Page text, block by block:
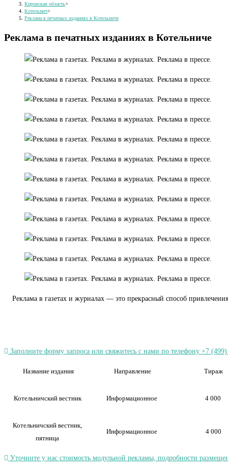
Кировская область>
Котельнич>
Реклама в печатных изданиях в Котельниче
Реклама в печатных изданиях в Котельниче
Реклама в газетах и журналах — это прекрасный способ
Заполните форму запроса или свяжитесь с нами по телефону +7
Название издания Направление Тираж
Котельничский вестник Информационное 4 000
Котельничский вестник,
пятница
Информационное 4 000
Уточните у нас стоимость модульной рекламы, подробности